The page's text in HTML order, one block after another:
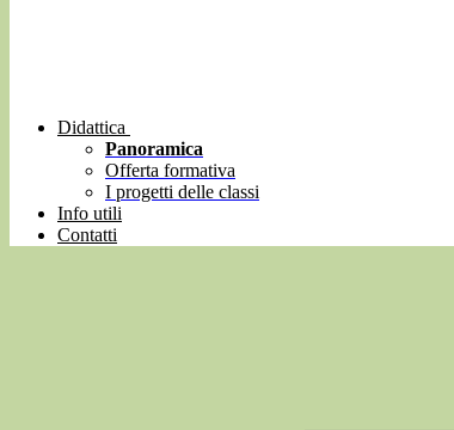
Didattica
Panoramica
Offerta formativa
I progetti delle classi
Info utili
Contatti